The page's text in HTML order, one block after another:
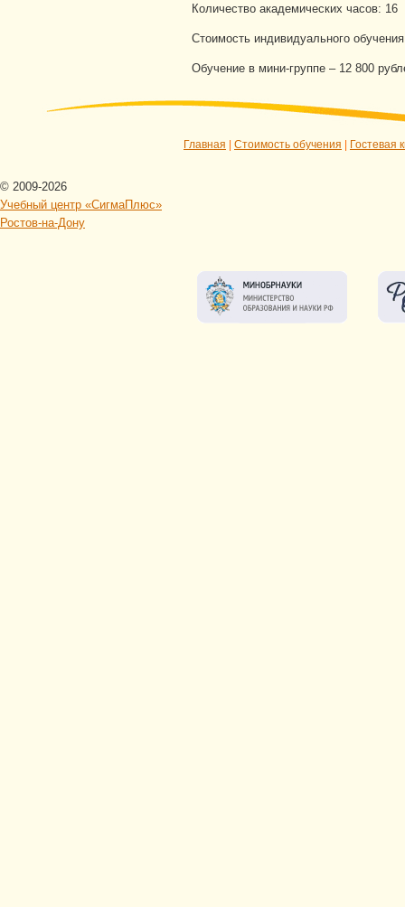
Количество академических часов: 16
Стоимость индивидуального
Обучение в мини-группе – 12 800
Главная Стоимость обучения Гостевая
© 2009-2026
Учебный центр «СигмаПлюс»
Ростов-на-Дону